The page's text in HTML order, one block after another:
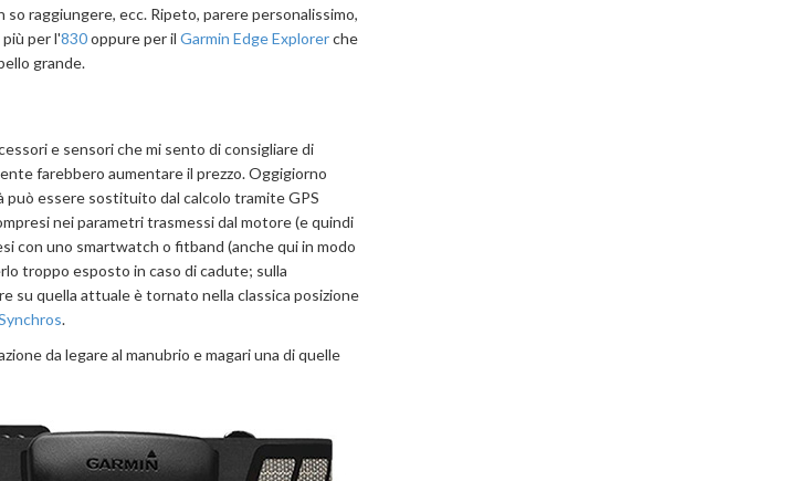
raggiungere, ecc. Ripeto, parere personalissimo,
per l'830oppure per il Garmin Edge Explorerche
grande.
e sensori che mi sento di consigliare di
farebbero aumentare il prezzo. Oggigiorno
può essere sostituito dal calcolo tramite GPS
nei parametri trasmessi dal motore (e quindi
con uno smartwatch o fitband (anche qui in modo
troppo esposto in caso di cadute; sulla
su quella attuale è tornato nella classica posizione
.
da legare al manubrio e magari una di quelle